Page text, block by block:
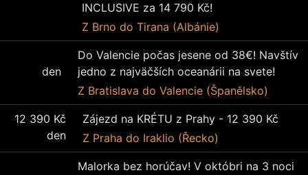
INCLUSIVE za 14 790 Kč!
Z Brno do Tirana (Albánie)
den
Do Valencie počas jesene od 38€! Navštív
jedno z najväčších oceanárii na svete!
Z Bratislava do Valencie (Španělsko)
12 390 Kč
den
Zájezd na KRÉTU z Prahy - 12 390 Kč
Z Praha do Iraklio (Řecko)
Malorka bez horúčav! V októbri na 3 noci